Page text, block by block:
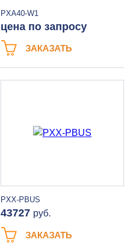
PXA40-W1
цена по запросу
ЗАКАЗАТЬ
PXX-PBUS
43727 руб.
ЗАКАЗАТЬ